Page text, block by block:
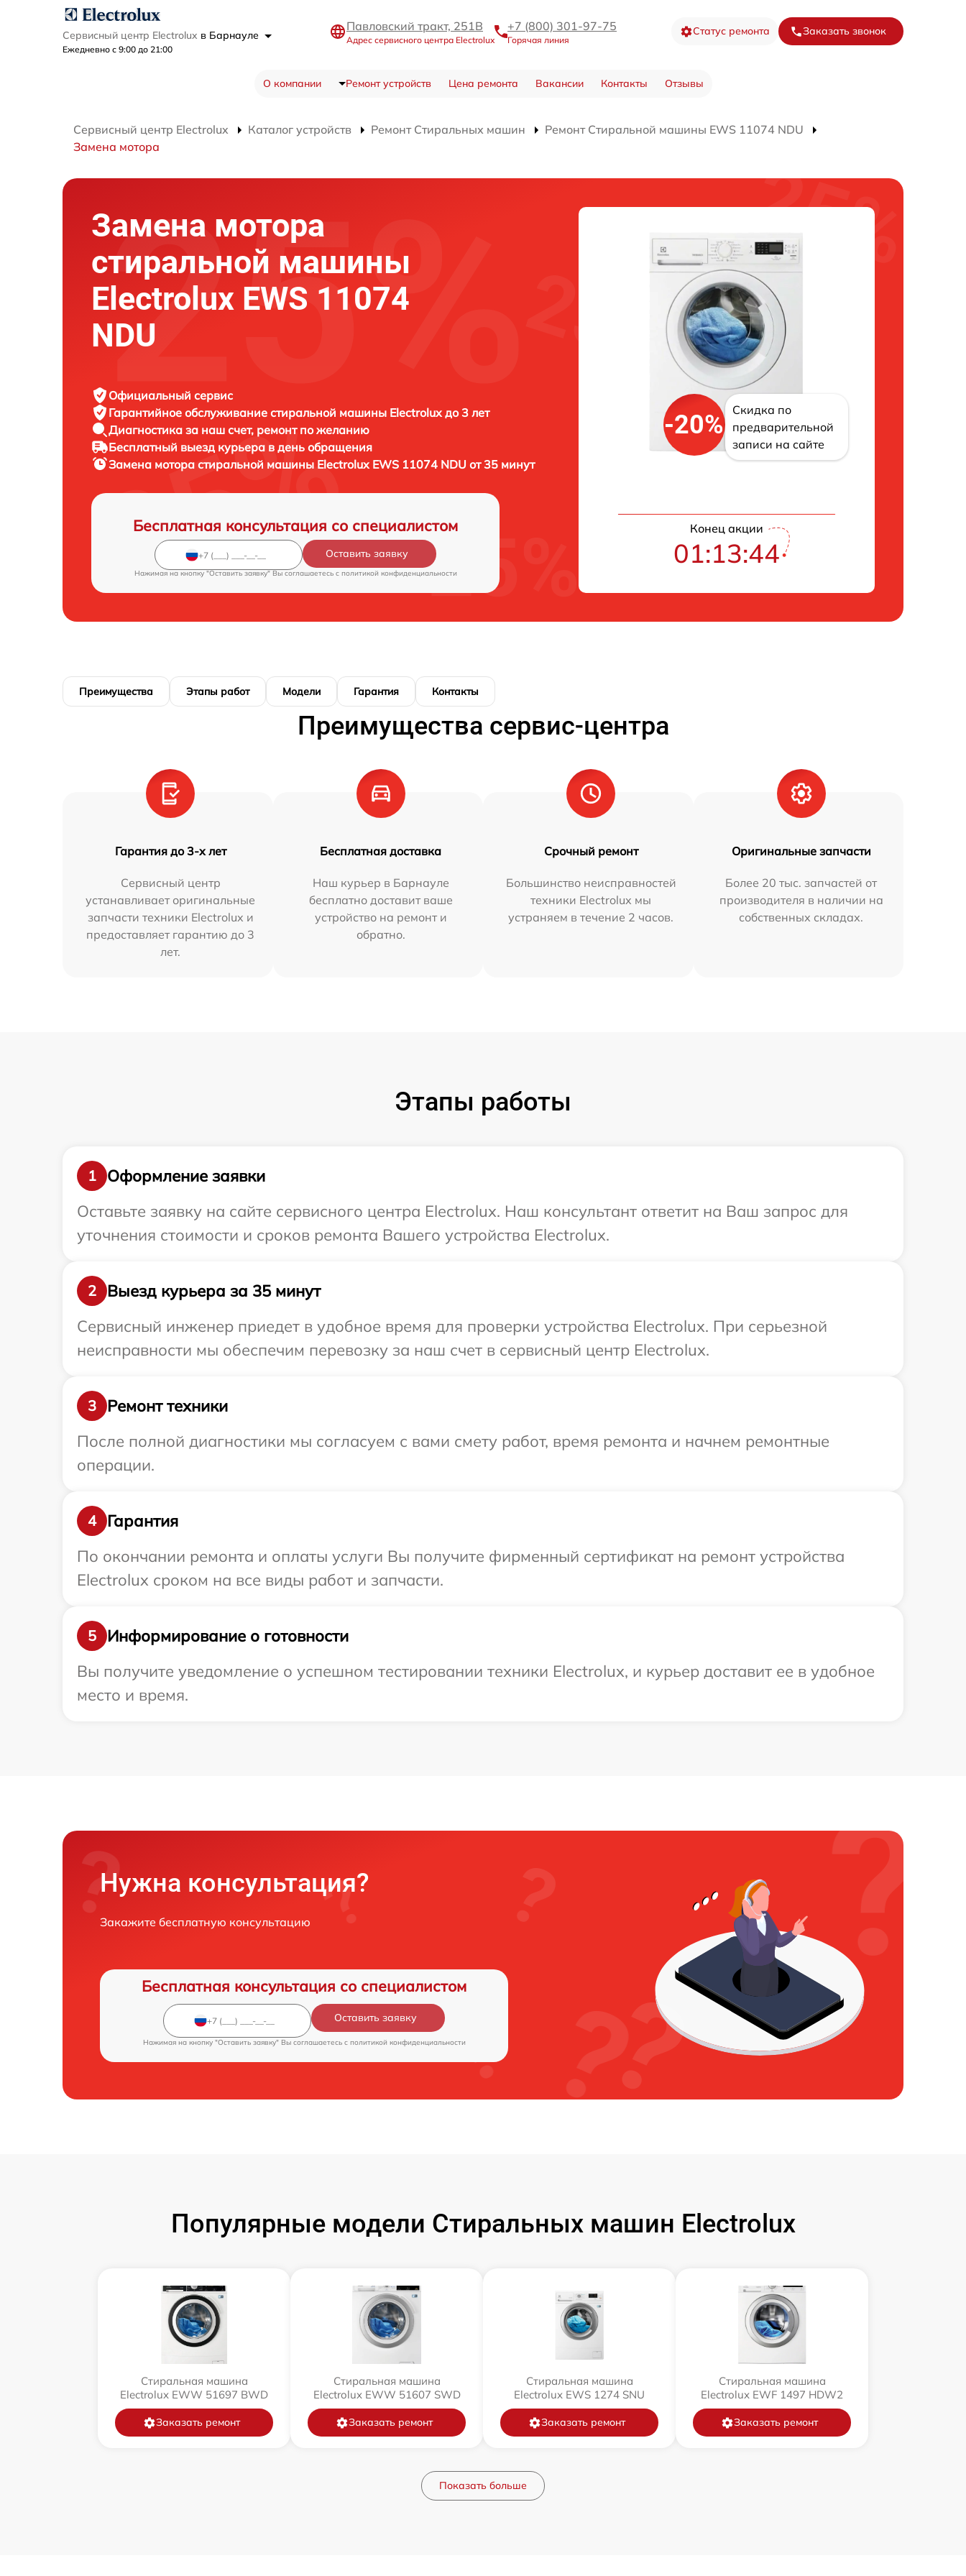
Сервисный центр Electrolux в Барнауле
Ежедневно с 9:00 до 21:00
Павловский тракт, 251В
Адрес сервисного центра Electrolux
+7 (800) 301-97-75
Горячая линия
Статус ремонта Заказать звонок
О компании Ремонт устройств Цена ремонта Вакансии Контакты Отзывы
Сервисный центр Electrolux Каталог устройств Ремонт Стиральных машин
Ремонт Стиральной машины EWS 11074 NDU
Замена мотора
Замена мотора
стиральной машины
Electrolux EWS 11074
NDU
Официальный сервис
Гарантийное обслуживание стиральной машины Electrolux до 3 лет
Диагностика за наш счет, ремонт по желанию
Бесплатный выезд курьера в день обращения
Замена мотора стиральной машины Electrolux EWS 11074 NDU от 35 минут
Бесплатная консультация со специалистом
Оставить заявку
Нажимая на кнопку "Оставить заявку" Вы соглашаетесь c политикой конфиденциальности
-20%
Скидка по
предварительной
записи на сайте
Конец акции
01:13:43
Преимущества Этапы работ Модели Гарантия Контакты
Преимущества сервис-центра
Гарантия до 3-х лет
Сервисный центр
устанавливает оригинальные
запчасти техники Electrolux и
предоставляет гарантию до 3
лет.
Бесплатная доставка
Наш курьер в Барнауле
бесплатно доставит ваше
устройство на ремонт и
обратно.
Срочный ремонт
Большинство неисправностей
техники Electrolux мы
устраняем в течение 2 часов.
Оригинальные запчасти
Более 20 тыс. запчастей от
производителя в наличии на
собственных складах.
Этапы работы
1
Оформление заявки
Оставьте заявку на сайте сервисного центра Electrolux. Наш консультант ответит на Ваш запрос для
уточнения стоимости и сроков ремонта Вашего устройства Electrolux.
2
Выезд курьера за 35 минут
Сервисный инженер приедет в удобное время для проверки устройства Electrolux. При серьезной
неисправности мы обеспечим перевозку за наш счет в сервисный центр Electrolux.
3
Ремонт техники
После полной диагностики мы согласуем с вами смету работ, время ремонта и начнем ремонтные
операции.
4
Гарантия
По окончании ремонта и оплаты услуги Вы получите фирменный сертификат на ремонт устройства
Electrolux сроком на все виды работ и запчасти.
5
Информирование о готовности
Вы получите уведомление о успешном тестировании техники Electrolux, и курьер доставит ее в удобное
место и время.
Нужна консультация?
Закажите бесплатную консультацию
Бесплатная консультация со специалистом
Оставить заявку
Нажимая на кнопку "Оставить заявку" Вы соглашаетесь c политикой конфиденциальности
Популярные модели Стиральных машин Electrolux
Стиральная машина
Electrolux EWW 51697 BWD
Заказать ремонт
Стиральная машина
Electrolux EWW 51607 SWD
Заказать ремонт
Стиральная машина
Electrolux EWS 1274 SNU
Заказать ремонт
Стиральная машина
Electrolux EWF 1497 HDW2
Заказать ремонт
Показать больше